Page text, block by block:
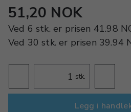
51,20 NOK
Ved 6 stk. er prisen 41.98
Ved 30 stk. er prisen 39.94
stk.
Legg i